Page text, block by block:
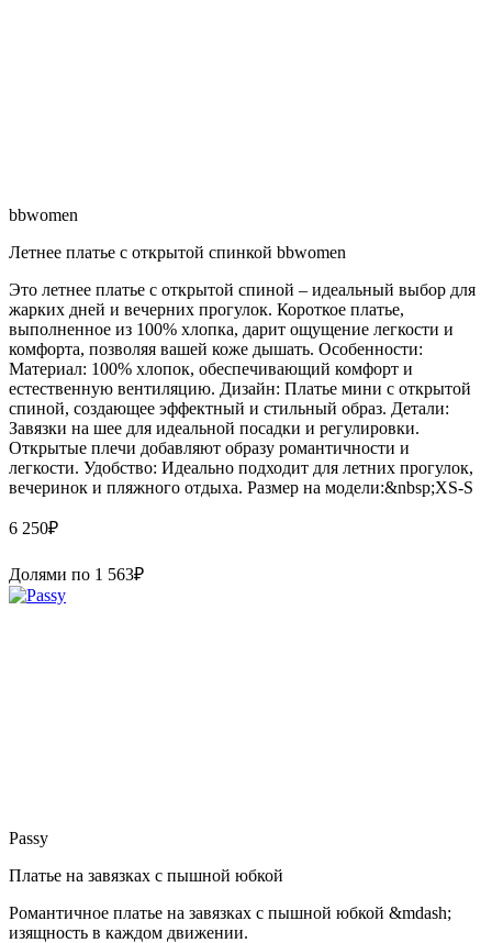
bbwomen
Летнее платье с открытой спинкой bbwomen
Это летнее платье с открытой спиной – идеальный выбор для
жарких дней и вечерних прогулок. Короткое платье,
выполненное из 100% хлопка, дарит ощущение легкости и
комфорта, позволяя вашей коже дышать. Особенности:
Материал: 100% хлопок, обеспечивающий комфорт и
естественную вентиляцию. Дизайн: Платье мини с открытой
спиной, создающее эффектный и стильный образ. Детали:
Завязки на шее для идеальной посадки и регулировки.
Открытые плечи добавляют образу романтичности и
легкости. Удобство: Идеально подходит для летних прогулок,
вечеринок и пляжного отдыха. Размер на модели:&nbsp;XS-S
6 250₽
Долями по 1 563₽
Passy
Платье на завязках с пышной юбкой
Романтичное платье на завязках с пышной юбкой &mdash;
изящность в каждом движении.